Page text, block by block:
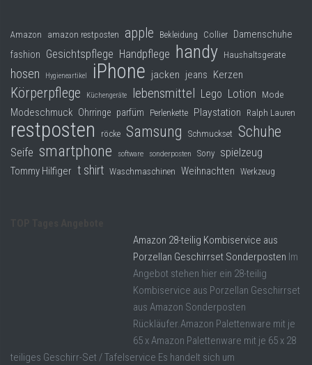
Amazon amazon restposten apple Bekleidung Collier Damenschuhe
fashion Gesichtspflege Handpflege handy Haushaltsgeräte
hosen Hygieneartikel iPhone jacken jeans Kerzen
Körperpflege Küchengeräte lebensmittel Lego Lotion Mode
Modeschmuck Ohrringe parfüm Perlenkette Playstation Ralph Lauren
restposten röcke Samsung Schmuckset Schuhe
Seife smartphone software sonderposten Sony spielzeug
Tommy Hilfiger t shirt Waschmaschinen Weihnachten Werkzeug
Amazon 28-teilig Kombiservice aus
Porzellan Geschirrset Sonderposten Im
Angebot stehen hier ein 28-teilig
Kombiservice aus Porzellan Geschirrset
aus Amazon Sonderposten
Rückläufer.Amazon Palettenware mit je
65 x Amazon Palettenware mit je 65 x 28
teiliges Geschirr-Set / Tafelservice Es handelt sich um